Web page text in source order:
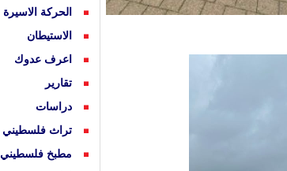
الحركة الاسيرة
الاستيطان
اعرف عدوك
تقارير
دراسات
تراث فلسطيني
مطبخ فلسطيني